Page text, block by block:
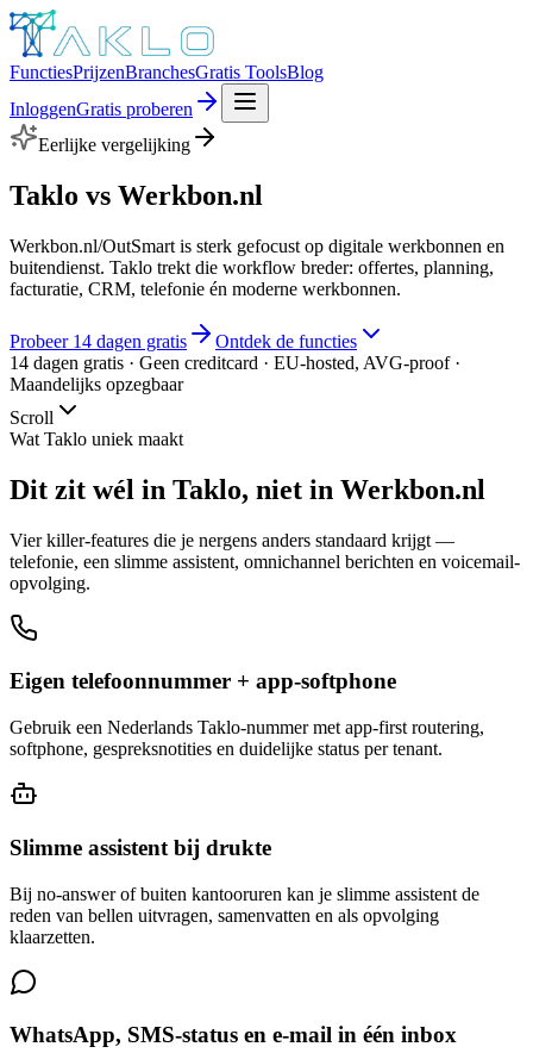
FunctiesPrijzenBranchesGratis ToolsBlog
InloggenGratis proberen
Eerlijke vergelijking
Taklo vs Werkbon.nl
Werkbon.nl/OutSmart is sterk gefocust op digitale werkbonnen en
buitendienst. Taklo trekt die workflow breder: offertes, planning,
facturatie, CRM, telefonie én moderne werkbonnen.
Probeer 14 dagen gratis
Ontdek de functies
14 dagen gratis · Geen creditcard · EU-hosted, AVG-proof ·
Maandelijks opzegbaar
Scroll
Wat Taklo uniek maakt
Dit zit wél in Taklo, niet in Werkbon.nl
Vier killer-features die je nergens anders standaard krijgt —
telefonie, een slimme assistent, omnichannel berichten en voicemail-
opvolging.
Eigen telefoonnummer + app-softphone
Gebruik een Nederlands Taklo-nummer met app-first routering,
softphone, gespreksnotities en duidelijke status per tenant.
Slimme assistent bij drukte
Bij no-answer of buiten kantooruren kan je slimme assistent de
reden van bellen uitvragen, samenvatten en als opvolging
klaarzetten.
WhatsApp, SMS-status en e-mail in één inbox